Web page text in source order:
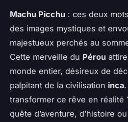
Machu Picchu : ces deux
des images mystiques et
majestueux perchés au
Cette merveille du Pérou
monde entier, désireux de
palpitant de la civilisation inca
transformer ce rêve en réalité
quête d’aventure, d’histoire